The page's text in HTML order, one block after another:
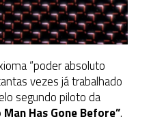
“poder absoluto
vezes já trabalhado
segundo piloto da
Has Gone Before”.